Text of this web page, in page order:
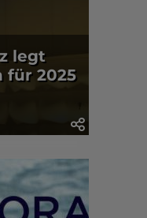
legt
für 2025